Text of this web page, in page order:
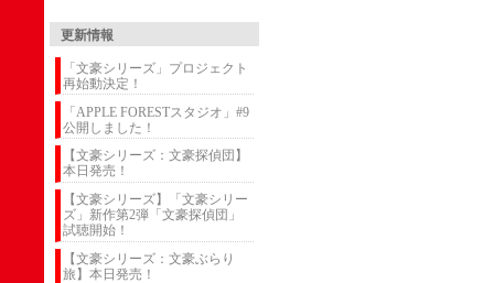
更新情報
「文豪シリーズ」プロジェクト
再始動決定！
「APPLE FORESTスタジオ」#9
公開しました！
【文豪シリーズ：文豪探偵団】
本日発売！
【文豪シリーズ】「文豪シリー
ズ」新作第2弾「文豪探偵団」
試聴開始！
【文豪シリーズ：文豪ぶらり
旅】本日発売！